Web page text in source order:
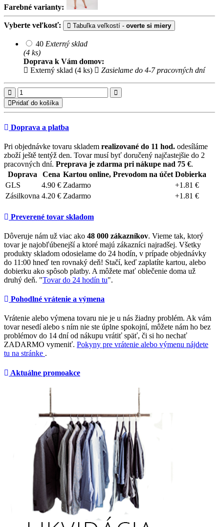
Farebné varianty:
Vyberte veľkosť: Tabuľka veľkostí - overte si miery
40 Externý sklad
(4 ks)
Doprava k Vám domov:
Externý sklad (4 ks)
Zasielame do 4-7 pracovných dní
Pridať do košíka
Doprava a platba
Pri objednávke tovaru skladem realizované do 11 hod. odesíláme
zboží ještě tentýž den. Tovar musí byť doručený najčastejšie do 2
pracovných dní. Preprava je zdarma pri nákupe nad 75 €.
Doprava
Cena Kartou online, Prevodom na účet Dobierka
GLS
4.90 € Zadarmo
+1.81 €
Zásilkovna 4.20 € Zadarmo +1.81 €
Preverené tovar skladom
Dôveruje nám už viac ako 48 000 zákazníkov. Vieme tak, ktorý
tovar je najobľúbenejší a ktoré majú zákazníci najradšej. Všetky
produkty skladom odosielame do 24 hodín, v prípade objednávky
do 11:00 hneď ten rovnaký deň! Stačí, keď zaplatíte kartou, alebo
dobierku ako spôsob platby. A môžete mať oblečenie doma už
druhý deň. "Tovar do 24 hodín tu".
Pohodlné vrátenie a výmena
Vrátenie alebo výmena tovaru nie je u nás žiadny problém. Ak vám
tovar nesedí alebo s ním nie ste úplne spokojní, môžete nám ho bez
problémov do 14 dní od nákupu vrátiť späť, či si ho nechať
ZADARMO vymeniť. Pokyny pre vrátenie alebo výmenu nájdete
tu na stránke .
Aktuálne promoakce